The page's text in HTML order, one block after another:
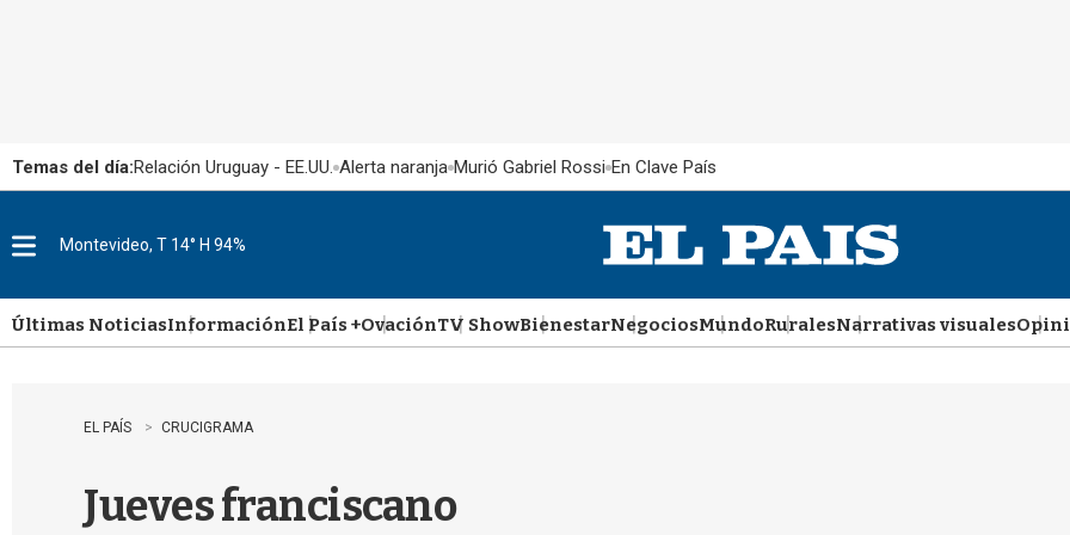
Temas del día:Relación Uruguay - EE.UU. Alerta naranja Murió Gabriel Rossi En Clave País
u
Montevideo, T 14° H 94%
Últimas NoticiasInformaciónEl País +OvaciónTV ShowBienestarNegociosMundoRuralesNarrativas visuales
EL PAÍS CRUCIGRAMA
Jueves franciscano